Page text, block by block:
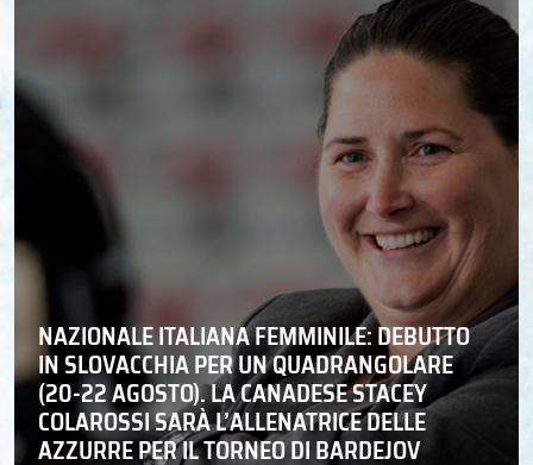
NAZIONALE ITALIANA FEMMINILE: DEBUTTO
IN SLOVACCHIA PER UN QUADRANGOLARE
(20-22 AGOSTO). LA CANADESE STACEY
COLAROSSI SARÀ L’ALLENATRICE DELLE
AZZURRE PER IL TORNEO DI BARDEJOV